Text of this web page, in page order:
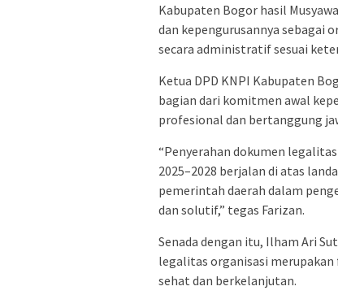
Kabupaten Bogor hasil
dan kepengurusannya sebagai
secara administratif sesuai
Ketua DPD KNPI Kabupaten
bagian dari komitmen awal
profesional dan bertanggung
“Penyerahan dokumen
2025–2028 berjalan di atas
pemerintah daerah dalam
dan solutif,” tegas Farizan.
Senada dengan itu, Ilham Ari
legalitas organisasi
sehat dan berkelanjutan.